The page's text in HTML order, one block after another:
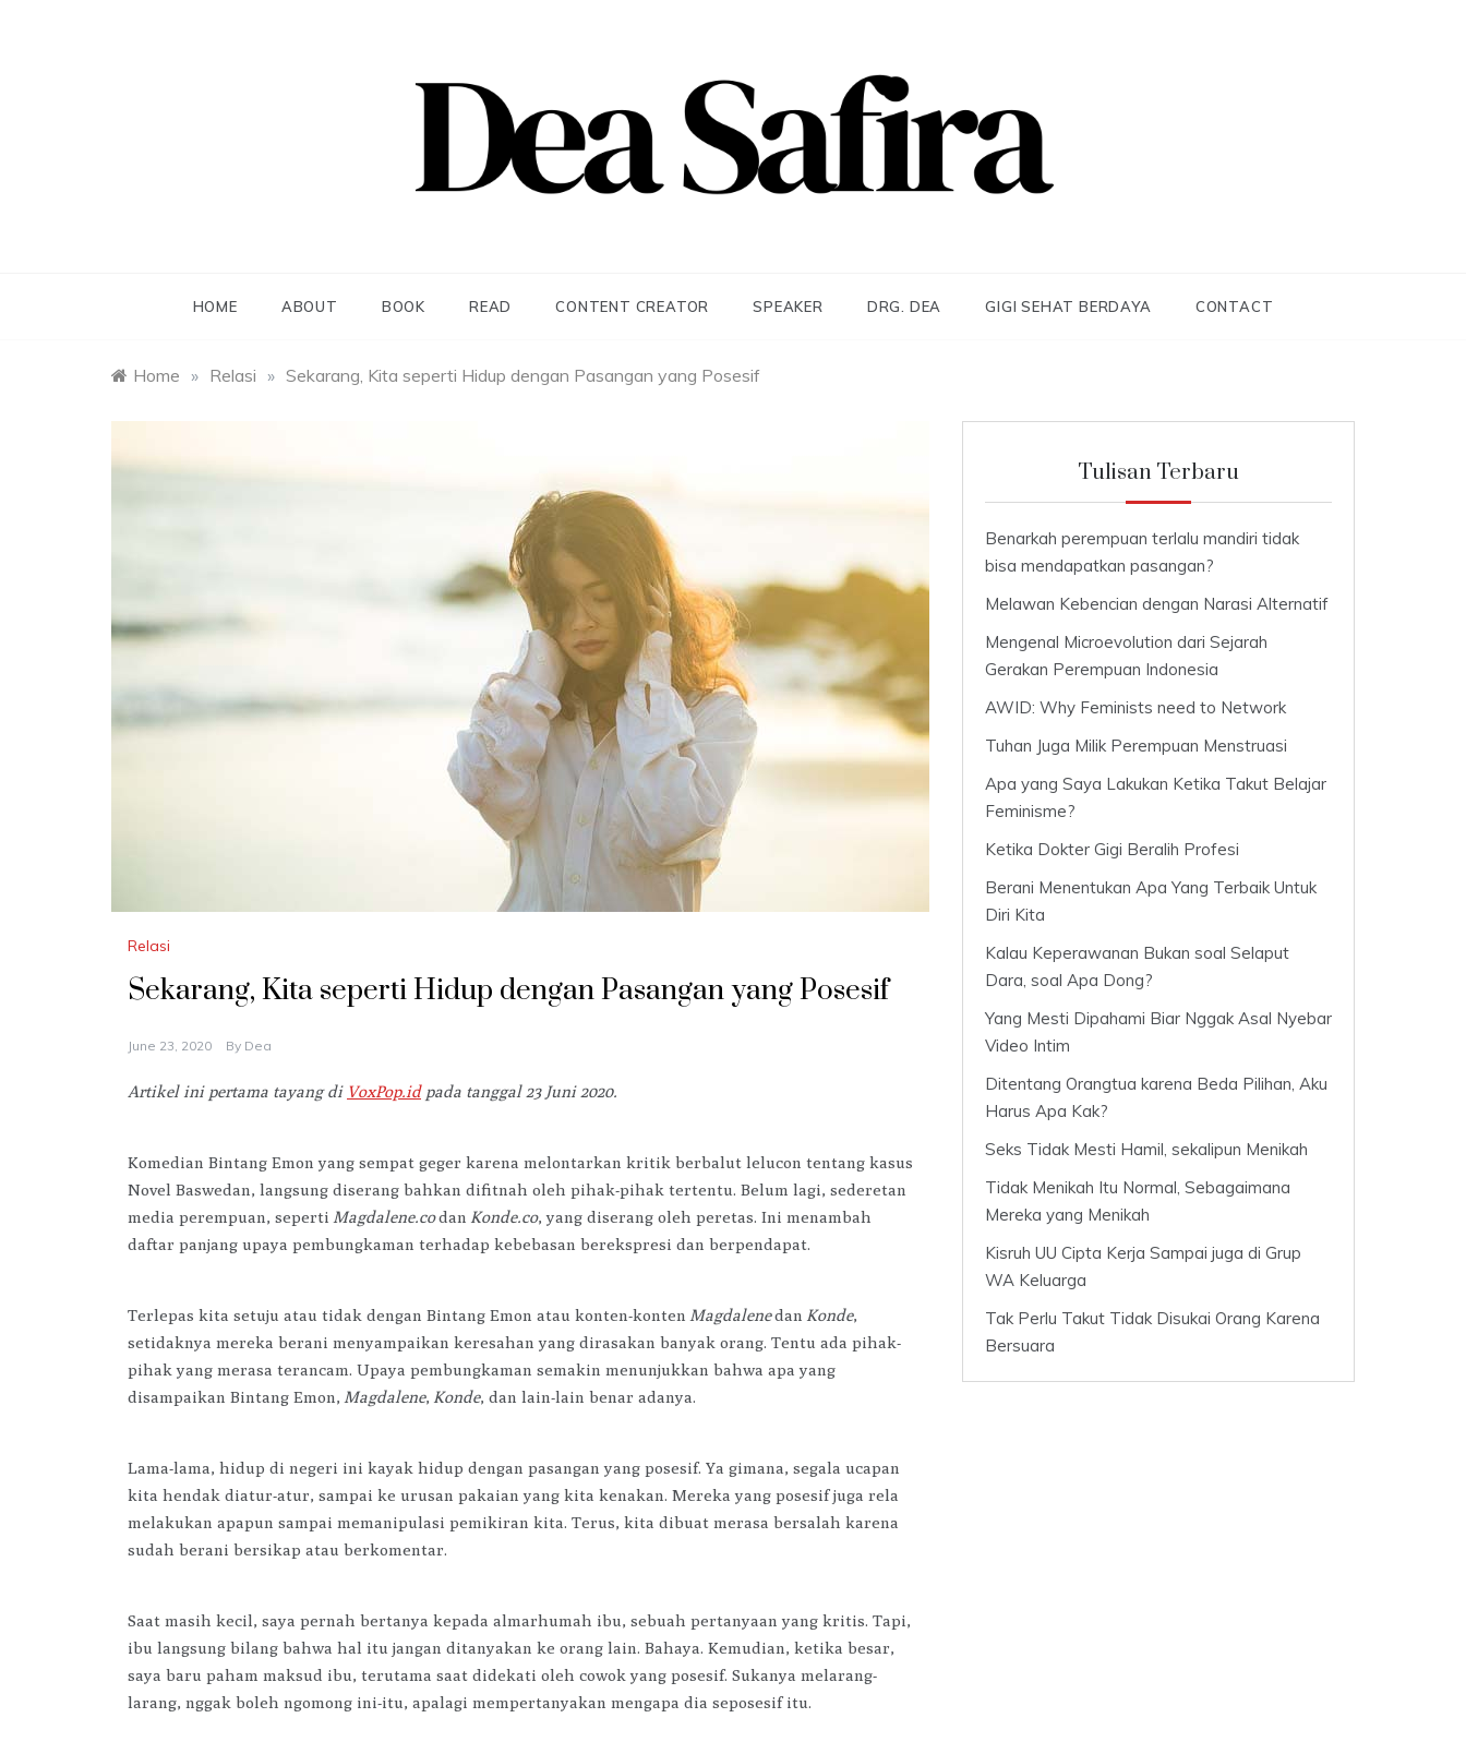
HOME ABOUT BOOK READ CONTENT CREATOR SPEAKER DRG. DEA GIGI SEHAT BERDAYA CONTACT
Home » Relasi » Sekarang, Kita seperti Hidup dengan Pasangan yang Posesif
Relasi
Sekarang, Kita seperti Hidup dengan Pasangan yang Posesif
June 23, 2020 By Dea
Artikel ini pertama tayang di VoxPop.idpada tanggal 23 Juni 2020.
Komedian Bintang Emon yang sempat geger karena melontarkan kritik berbalut lelucon tentang kasus
Novel Baswedan, langsung diserang bahkan difitnah oleh pihak-pihak tertentu. Belum lagi, sederetan
media perempuan, seperti Magdalene.codan Konde.co, yang diserang oleh peretas. Ini menambah
daftar panjang upaya pembungkaman terhadap kebebasan berekspresi dan berpendapat.
Terlepas kita setuju atau tidak dengan Bintang Emon atau konten-konten Magdalenedan Konde,
setidaknya mereka berani menyampaikan keresahan yang dirasakan banyak orang. Tentu ada pihak-
pihak yang merasa terancam. Upaya pembungkaman semakin menunjukkan bahwa apa yang
disampaikan Bintang Emon, Magdalene, Konde, dan lain-lain benar adanya.
Lama-lama, hidup di negeri ini kayak hidup dengan pasangan yang posesif. Ya gimana, segala ucapan
kita hendak diatur-atur, sampai ke urusan pakaian yang kita kenakan. Mereka yang posesif juga rela
melakukan apapun sampai memanipulasi pemikiran kita. Terus, kita dibuat merasa bersalah karena
sudah berani bersikap atau berkomentar.
Saat masih kecil, saya pernah bertanya kepada almarhumah ibu, sebuah pertanyaan yang kritis. Tapi,
ibu langsung bilang bahwa hal itu jangan ditanyakan ke orang lain. Bahaya. Kemudian, ketika besar,
saya baru paham maksud ibu, terutama saat didekati oleh cowok yang posesif. Sukanya melarang-
larang, nggak boleh ngomong ini-itu, apalagi mempertanyakan mengapa dia seposesif itu.
Tulisan Terbaru
Benarkah perempuan terlalu mandiri tidak
bisa mendapatkan pasangan?
Melawan Kebencian dengan Narasi Alternatif
Mengenal Microevolution dari Sejarah
Gerakan Perempuan Indonesia
AWID: Why Feminists need to Network
Tuhan Juga Milik Perempuan Menstruasi
Apa yang Saya Lakukan Ketika Takut Belajar
Feminisme?
Ketika Dokter Gigi Beralih Profesi
Berani Menentukan Apa Yang Terbaik Untuk
Diri Kita
Kalau Keperawanan Bukan soal Selaput
Dara, soal Apa Dong?
Yang Mesti Dipahami Biar Nggak Asal Nyebar
Video Intim
Ditentang Orangtua karena Beda Pilihan, Aku
Harus Apa Kak?
Seks Tidak Mesti Hamil, sekalipun Menikah
Tidak Menikah Itu Normal, Sebagaimana
Mereka yang Menikah
Kisruh UU Cipta Kerja Sampai juga di Grup
WA Keluarga
Tak Perlu Takut Tidak Disukai Orang Karena
Bersuara